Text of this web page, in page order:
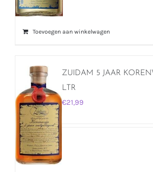
Toevoegen aan winkelwagen
ZUIDAM 5 JAAR
LTR
€21,99